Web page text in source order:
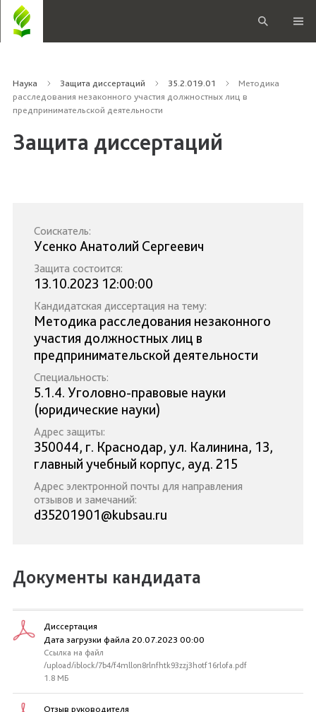
Наука Защита диссертаций 35.2.019.01
Методика
расследования незаконного участия должностных лиц в
предпринимательской деятельности
Защита диссертаций
Соискатель:
Усенко Анатолий Сергеевич
Защита состоится:
13.10.2023 12:00:00
Кандидатская диссертация на тему:
Методика расследования незаконного
участия должностных лиц в
предпринимательской деятельности
Специальность:
5.1.4. Уголовно-правовые науки
(юридические науки)
Адрес защиты:
350044, г. Краснодар, ул. Калинина, 13,
главный учебный корпус, ауд. 215
Адрес электронной почты для направления
отзывов и замечаний:
d35201901@kubsau.ru
Документы кандидата
Диссертация
Дата загрузки файла 20.07.2023 00:00
Ссылка на файл
/upload/iblock/7b4/f4mllon8rlnfhtk93zzj3hotf16rlofa.pdf
1.8 МБ
Отзыв руководителя